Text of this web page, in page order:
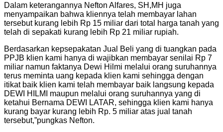
Dalam keterangannya Nefton Alfares, SH,MH juga
menyampaikan bahwa kliennya telah membayar lahan
tersebut kurang lebih Rp 15 miliar dari total harga tanah yang
telah di sepakati kurang lebih Rp 21 miliar rupiah.
Berdasarkan kepsepakatan Jual Beli yang di tuangkan pada
PPJB klien kami hanya di wajibkan membayar senilai Rp 7
miliar namun faktanya Dewi Hilmi melalui orang suruhannya
terus meminta uang kepada klien kami sehingga dengan
itikat baik klien kami telah membayar baik langsung kepada
DEWI HILMI maupun melalui orang suruhannya yang di
ketahui Bernama DEWI LATAR, sehingga klien kami hanya
kurang bayar kurang lebih Rp. 5 miliar atas jual tanah
tersebut,”pungkas Nefton.